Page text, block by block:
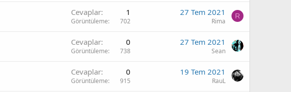
Cevaplar 1
Görüntüleme 702
27 Tem 2021
Rima
R
Cevaplar 0
Görüntüleme 738
27 Tem 2021
Sean
Cevaplar 0
Görüntüleme 915
19 Tem 2021
RauL